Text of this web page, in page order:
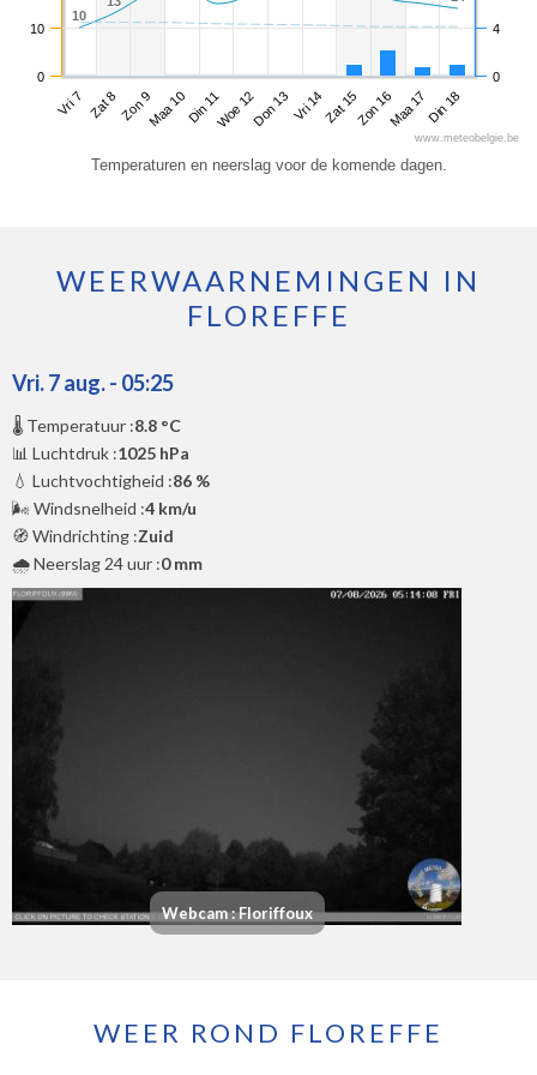
10
10
Vri 7 Zat 8Zon 9Maa 10Din 11Woe 12Don 13Vri 14Zat 15Zon 16Maa 17Din 18
0
10
0
4
www.meteobelgie.be
Temperaturen en neerslag voor de komende dagen.
WEERWAARNEMINGEN IN
FLOREFFE
Vri. 7 aug. - 05:25
🌡️ Temperatuur :8.8 °C
📊 Luchtdruk :1025 hPa
💧 Luchtvochtigheid :86 %
🌬️ Windsnelheid :4 km/u
🧭 Windrichting :Zuid
🌧️ Neerslag 24 uur :0 mm
Webcam : Floriffoux
WEER ROND FLOREFFE